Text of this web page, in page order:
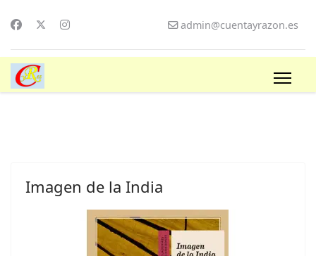
admin@cuentayrazon.es
Imagen de la India